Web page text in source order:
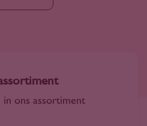
ons assortiment